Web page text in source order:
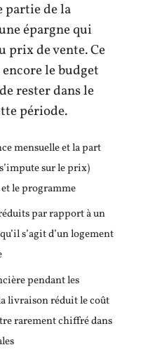
partie de la
épargne qui
prix de vente. Ce
le budget
rester dans le
période.
mensuelle et la part
sur le prix)
le programme
par rapport à un
s’agit d’un logement
pendant les
livraison réduit le coût
rarement chiffré dans